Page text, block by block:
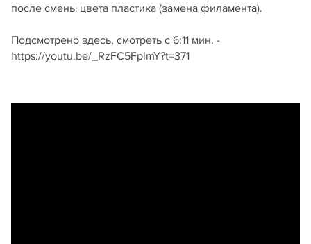
после смены цвета пластика (замена филамента).
Подсмотрено здесь, смотреть с 6:11 мин. -
https://youtu.be/_RzFC5FplmY?t=371